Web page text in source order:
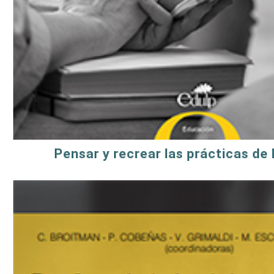
Pensar y recrear las prácticas de